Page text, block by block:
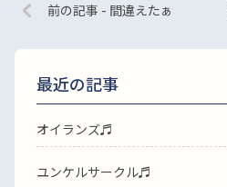
前の記事 - 間違えたぁ
最近の記事
オイランズ♬
ユンケルサークル♬